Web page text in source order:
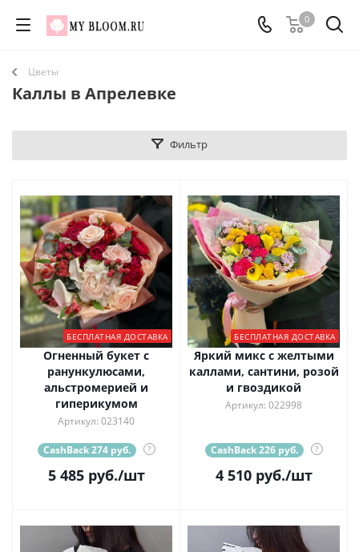
0
Цветы
Каллы в Апрелевке
Фильтр
БЕСПЛАТНАЯ ДОСТАВКА
Огненный букет с
ранункулюсами,
альстромерией и
гиперикумом
Артикул: 023140
CashBack 274 руб. ?
5 485руб./шт
БЕСПЛАТНАЯ ДОСТАВКА
Яркий микс с желтыми
каллами, сантини, розой
и гвоздикой
Артикул: 022998
CashBack 226 руб. ?
4 510руб./шт